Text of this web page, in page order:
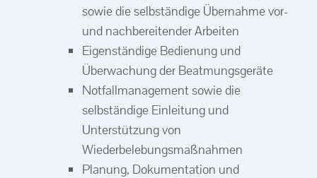
sowie die selbständige Übernahme vor-
und nachbereitender Arbeiten
Eigenständige Bedienung und
Überwachung der Beatmungsgeräte
Notfallmanagement sowie die
selbständige Einleitung und
Unterstützung von
Wiederbelebungsmaßnahmen
Planung, Dokumentation und